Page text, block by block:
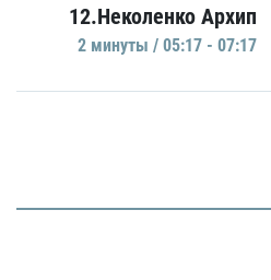
12.Неколенко Архип
2 минуты / 05:17 - 07:17